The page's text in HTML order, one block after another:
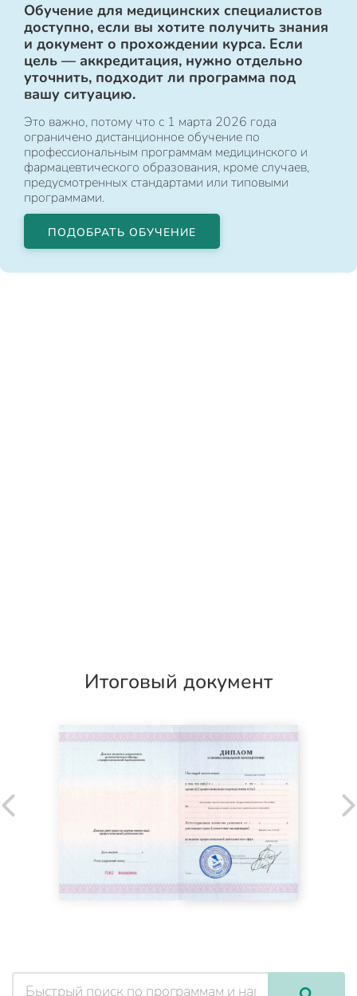
Обучение для медицинских специалистов
доступно, если вы хотите получить знания
и документ о прохождении курса. Если
цель — аккредитация, нужно отдельно
уточнить, подходит ли программа под
вашу ситуацию.
Это важно, потому что с 1 марта 2026 года
ограничено дистанционное обучение по
профессиональным программам медицинского и
фармацевтического образования, кроме случаев,
предусмотренных стандартами или типовыми
программами.
ПОДОБРАТЬ ОБУЧЕНИЕ
Итоговый документ